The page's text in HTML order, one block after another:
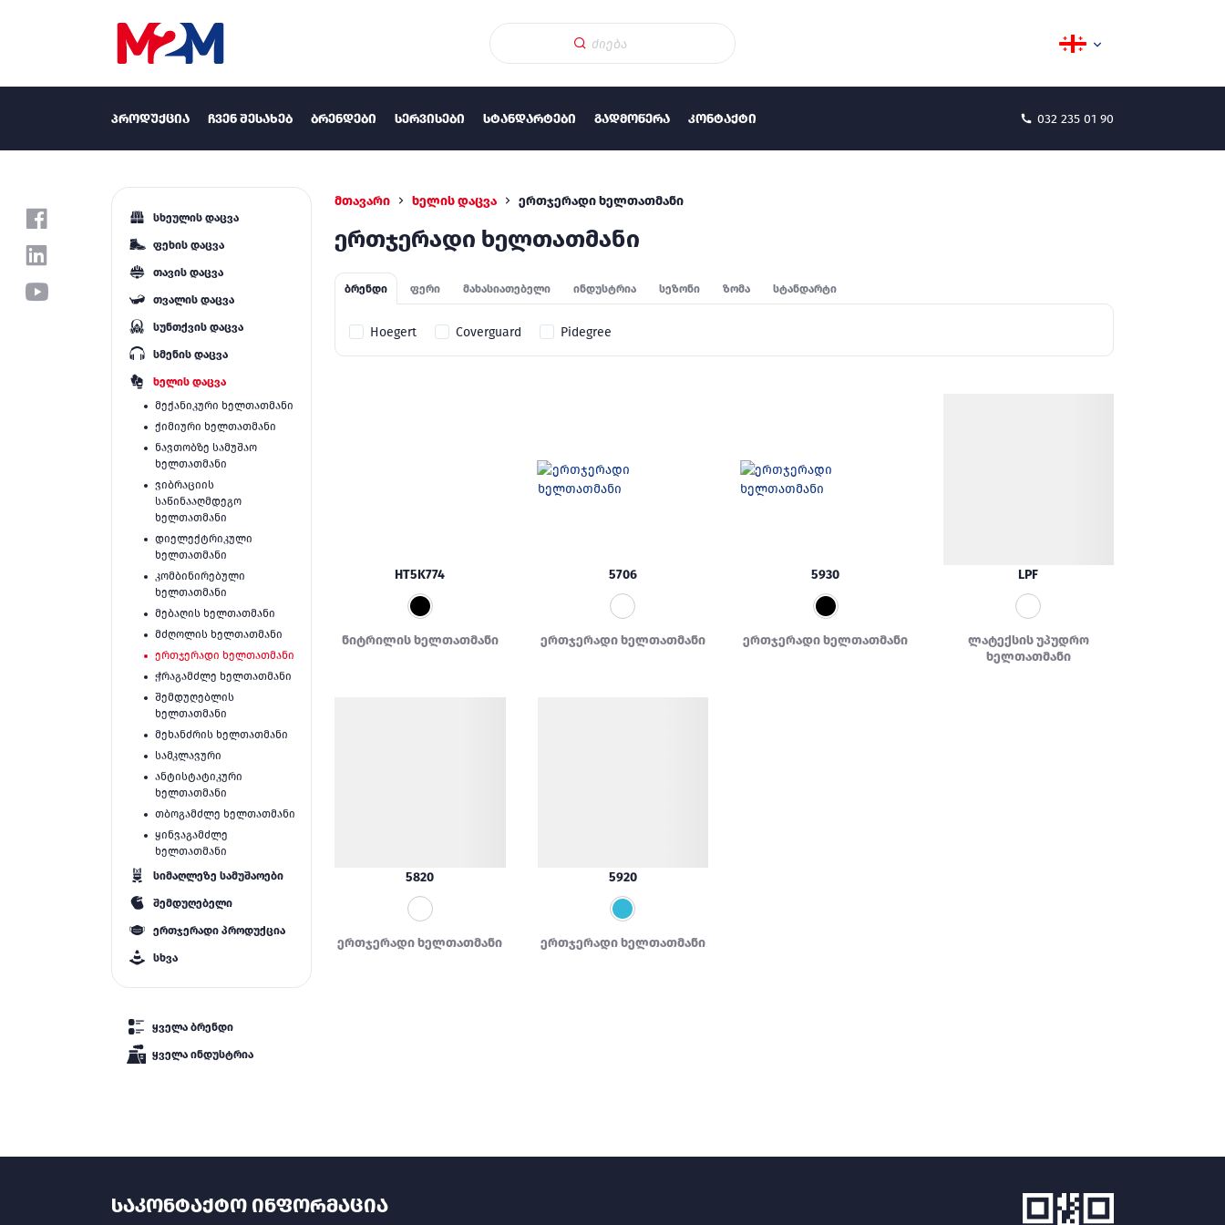
ᲞᲠᲝᲓᲣᲥᲪᲘᲐ ᲩᲕᲔᲜ ᲨᲔᲡᲐᲮᲔᲑ ᲑᲠᲔᲜᲓᲔᲑᲘ ᲡᲔᲠᲕᲘᲡᲔᲑᲘ ᲡᲢᲐᲜᲓᲐᲠᲢᲔᲑᲘ ᲒᲐᲓᲛᲝᲬᲔᲠᲐ ᲙᲝᲜᲢᲐᲥᲢᲘ 032 235 01 90
სხეულის დაცვა
ფეხის დაცვა
თავის დაცვა
თვალის დაცვა
სუნთქვის დაცვა
სმენის დაცვა
ხელის დაცვა
მექანიკური ხელთათმანი
ქიმიური ხელთათმანი
ნავთობზე სამუშაო
ხელთათმანი
ვიბრაციის
საწინააღმდეგო
ხელთათმანი
დიელექტრიკული
ხელთათმანი
კომბინირებული
ხელთათმანი
მებაღის ხელთათმანი
მძღოლის ხელთათმანი
ერთჯერადი ხელთათმანი
ჭრაგამძლე ხელთათმანი
შემდუღებლის
ხელთათმანი
მეხანძრის ხელთათმანი
სამკლავური
ანტისტატიკური
ხელთათმანი
თბოგამძლე ხელთათმანი
ყინვაგამძლე
ხელთათმანი
სიმაღლეზე სამუშაოები
შემდუღებელი
ერთჯერადი პროდუქცია
სხვა
ყველა ბრენდი
ყველა ინდუსტრია
მთავარი ხელის დაცვა ერთჯერადი ხელთათმანი
ერთჯერადი ხელთათმანი
ბრენდი ფერი მახასიათებელი ინდუსტრია სეზონი ზომა სტანდარტი
Hoegert Coverguard Pidegree
HT5K774
ნიტრილის ხელთათმანი
5706
ერთჯერადი ხელთათმანი
5930
ერთჯერადი ხელთათმანი
LPF
ლატექსის უპუდრო
ხელთათმანი
5820
ერთჯერადი ხელთათმანი
5920
ერთჯერადი ხელთათმანი
ᲡᲐᲙᲝᲜᲢᲐᲥᲢᲝ ᲘᲜᲤᲝᲠᲛᲐᲪᲘᲐ